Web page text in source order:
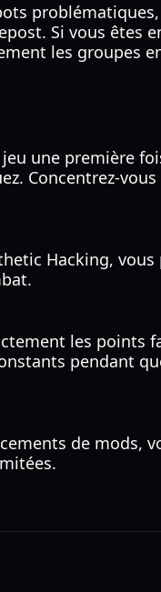
Si vous êtes
les groupes
une première
Concentrez-
Hacking,
les points
pendant
de mods,